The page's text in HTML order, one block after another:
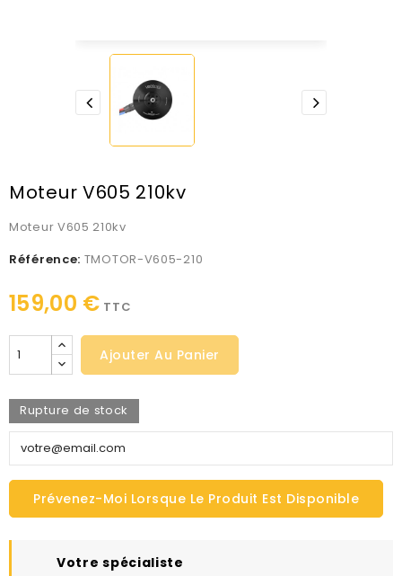
Moteur V605 210kv
Moteur V605 210kv
Référence: TMOTOR-V605-210
159,00 € TTC
Ajouter Au Panier
Rupture de stock
Prévenez-Moi Lorsque Le Produit Est Disponible
Votre spécialiste